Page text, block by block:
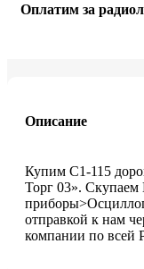
Оплатим за
Описание
Купим C1-115
Торг 03». Скупаем
отправкой к нам
компании по всей